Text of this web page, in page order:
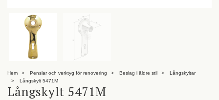
Hem Penslar och verktyg för renovering Beslag i äldre stil
Långskyltar
Långskylt 5471M
Långskylt 5471M